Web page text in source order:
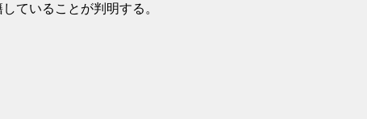
ていることが判明する。